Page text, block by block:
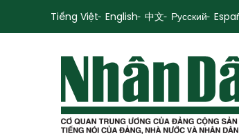
Tiếng Việt English 中文 Русский